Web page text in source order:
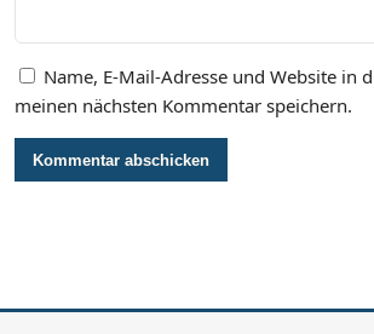
Name, E-Mail-Adresse und Website in
meinen nächsten Kommentar speichern.